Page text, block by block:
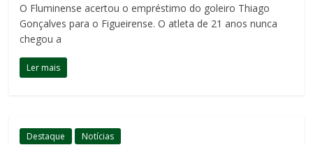
O Fluminense acertou o empréstimo do goleiro Thiago
Gonçalves para o Figueirense. O atleta de 21 anos nunca
chegou a
Ler mais
Destaque Notícias